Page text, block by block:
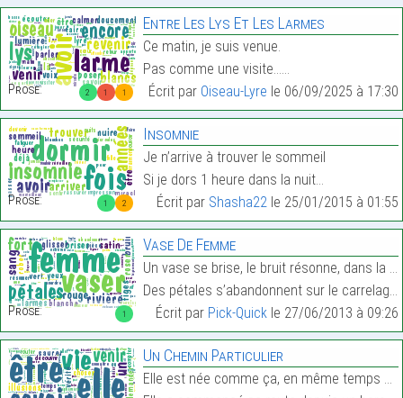
2 1 1
Prose:
Entre Les Lys Et Les Larmes
Ce matin, je suis venue.
Pas comme une visite……
Écrit par Oiseau-Lyre le 06/09/2025 à 17:30
1 2
Prose:
Insomnie
Je n’arrive à trouver le sommeil
Si je dors 1 heure dans la nuit…
Écrit par Shasha22le 25/01/2015 à 01:55
1
Prose:
Vase De Femme
Un vase se brise, le bruit résonne, dans la pièce,
Des pétales s’abandonnent sur le carrelage blanc ;…
Écrit par Pick-Quickle 27/06/2013 à 09:26
Un Chemin Particulier
Elle est née comme ça, en même temps que le crépus